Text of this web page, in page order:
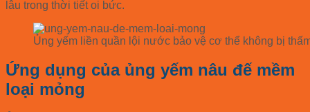
lâu trong thời tiết oi bức.
Ủng yếm liền quần lội nước bảo vệ cơ thể không bị
Ứng dụng của ủng yếm nâu đế mềm
loại mỏng